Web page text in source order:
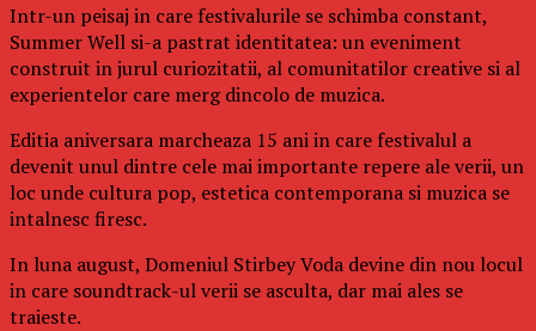
Intr-un peisaj in care festivalurile se schimba constant,
Summer Well si-a pastrat identitatea: un eveniment
construit in jurul curiozitatii, al comunitatilor creative si al
experientelor care merg dincolo de muzica.
Editia aniversara marcheaza 15 ani in care festivalul a
devenit unul dintre cele mai importante repere ale verii, un
loc unde cultura pop, estetica contemporana si muzica se
intalnesc firesc.
In luna august, Domeniul Stirbey Voda devine din nou locul
in care soundtrack-ul verii se asculta, dar mai ales se
traieste.